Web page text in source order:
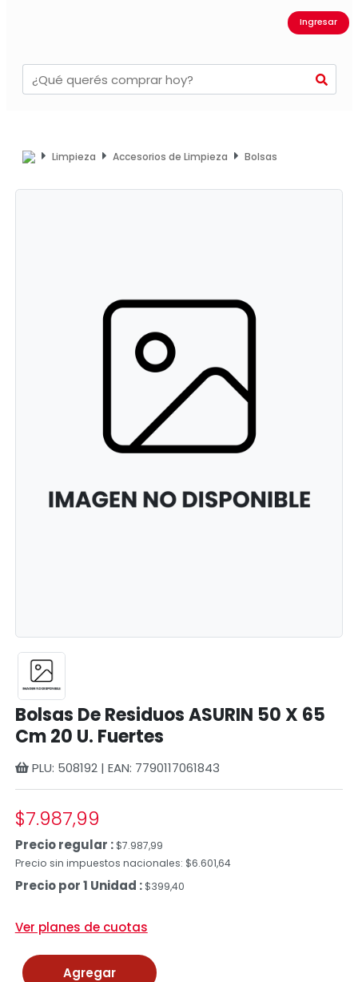
Ingresar
Limpieza Accesorios de Limpieza Bolsas
Bolsas De Residuos ASURIN 50 X 65
Cm 20 U. Fuertes
PLU: 508192 | EAN: 7790117061843
$7.987,99
Precio regular :$7.987,99
Precio sin impuestos nacionales: $6.601,64
Precio por 1 Unidad : $399,40
Ver planes de cuotas
Agregar